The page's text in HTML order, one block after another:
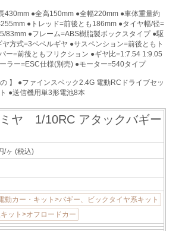
430mm ●全高150mm ●全幅220mm ●車体重量約
●トレッド=前後とも186mm ●タイヤ幅/径=
83mm ●フレーム=ABS樹脂製ボックスタイプ ●駆
方式=3ベベルギヤ ●サスペンション=前後ともト
ー=前後ともフリクション ●ギヤ比=1:7.54 1:9.05
ラー=ESC仕様(別売) ●モーター=540タイプ
】 ●ファインスペック2.4G 電動RCドライブセッ
ト ●送信機用単3形電池8本
ヤ 1/10RC アタックバギー
/ヶ(税込)
動カー・キット>バギー、ビックタイヤ系キット
ット>オフロードカー